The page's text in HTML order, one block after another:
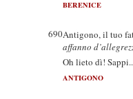
BERENICE
Cangiò
690Antigono, il tuo
affanno
Oh lieto dì!
ANTIGONO
Già